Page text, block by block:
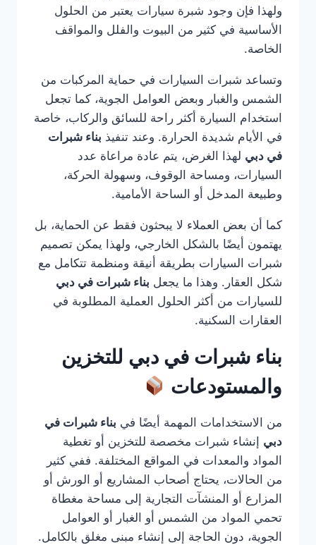
ولهذا فإن وجود شبرة سيارات يعتبر من الحلول
الأساسية في كثير من البيوت والفلل والمواقف
الخاصة.
وتساعد شبرات السيارات في حماية المركبات من
الشمس والغبار وبعض العوامل الجوية، كما تجعل
استخدام السيارة أكثر راحة للسائق والركاب، خاصة
في الأيام شديدة الحرارة. وعند تنفيذ بناء شبرات
في دبي لهذا الغرض، يتم عادة مراعاة عدد
السيارات، ومساحة الوقوف، وسهولة الحركة،
وطبيعة المدخل أو الساحة الأمامية.
كما أن بعض العملاء لا يبحثون فقط عن الحماية، بل
يهتمون أيضًا بالشكل الخارجي، ولهذا يمكن تصميم
شبرات السيارات بطريقة أنيقة ومنظمة تتكامل مع
شكل العقار. وهذا ما يجعل بناء شبرات في دبي
للسيارات من أكثر الحلول العملية المطلوبة في
العقارات السكنية.
بناء شبرات في دبي للتخزين
والمستودعات
من الاستخدامات المهمة أيضًا في بناء شبرات في
دبي إنشاء شبرات مخصصة للتخزين أو تغطية
المواد والمعدات في المواقع المختلفة. ففي كثير
من الحالات، يحتاج أصحاب المشاريع أو الورش أو
المزارع أو المنشآت التجارية إلى مساحة مغطاة
تحمي المواد من الشمس أو الغبار أو العوامل
الجوية، دون الحاجة إلى إنشاء مبنى مغلق بالكامل.